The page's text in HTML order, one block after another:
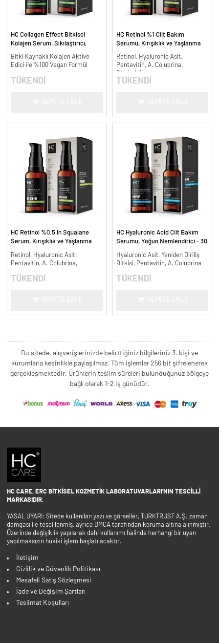
HC Collagen Effect Bitkisel
Kolajen Serum, Sıkılaştırıcı,
Bitki Kaynaklı Kolajen Aktive
Edici ile %100 Vegan Formül
TÜKENDİ
HC Retinol %1 Cilt Bakım
Serumu, Kırışıklık ve Yaşlanma
Retinol, Hyaluronic Asit,
Pentavitin, A. Colubrina,
Bisabolol
TÜKENDİ
HC Retinol %0.5 In Squalane
Serum, Kırışıklık ve Yaşlanma
Retinol, Hyaluronic Asit,
Pentavitin, A. Colubrina,
Bisabolol
TÜKENDİ
HC Hyaluronic Acid Cilt Bakım
Serumu, Yoğun Nemlendirici - 30
Hyaluronic Asit, Yeniden Diriliş
Bitkisi, Pentavitin, A. Colubrina
TÜKENDİ
Bu sitede, alışverişlerinizde belirttiğiniz bilgileriniz 3. kişi ve
kurumlarla kesinlikle paylaşılmaz. Tüm işlemler 256 bit şifrelenerek
gerçekleşmektedir. Ürünlerin teslim süreleri bulunduğunuz bölgeye
bağlı olarak 1-2 iş günüdür.
HC CARE, ERC BITKISEL KOZMETIK LABORATUVARLARI'NIN TESCILLI
MARKASIDIR.
YASAL UYARI: Sitede kullanılan yazı ve görseller, TURKTRUST A.Ş. zaman
damgası ile tescillenmiş, ayrıca DMCA tarafından koruma altına alınmıştır.
Üzerinde değişiklik yapılarak dahi kullanımı halinde herhangi bir uyarı
yapılmaksızın hukiki işlem başlatılacaktır.
İletişim
Gizlilik ve Güvenlik Politikası
Mesafeli Satış Sözleşmesi
İade ve Değişim Şartları
Teslimat Koşulları